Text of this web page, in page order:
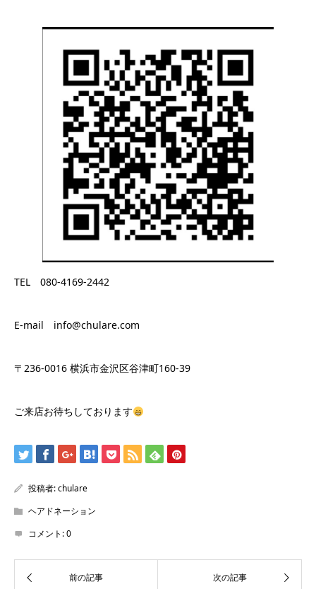
TEL 080-4169-2442
E-mail info@chulare.com
〒236-0016 横浜市金沢区谷津町160-39
ご来店お待ちしております
投稿者:chulare
ヘアドネーション
コメント:0